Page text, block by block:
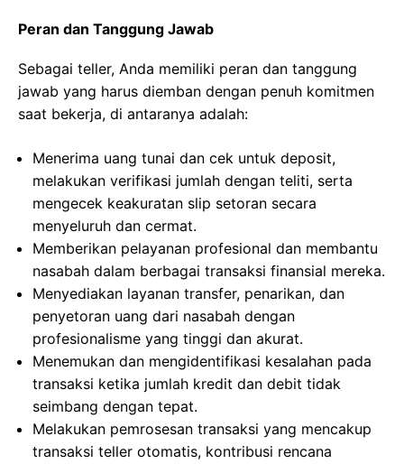
Peran dan Tanggung Jawab
Sebagai teller, Anda memiliki peran dan tanggung
jawab yang harus diemban dengan penuh komitmen
saat bekerja, di antaranya adalah:
Menerima uang tunai dan cek untuk deposit,
melakukan verifikasi jumlah dengan teliti, serta
mengecek keakuratan slip setoran secara
menyeluruh dan cermat.
Memberikan pelayanan profesional dan membantu
nasabah dalam berbagai transaksi finansial mereka.
Menyediakan layanan transfer, penarikan, dan
penyetoran uang dari nasabah dengan
profesionalisme yang tinggi dan akurat.
Menemukan dan mengidentifikasi kesalahan pada
transaksi ketika jumlah kredit dan debit tidak
seimbang dengan tepat.
Melakukan pemrosesan transaksi yang mencakup
transaksi teller otomatis, kontribusi rencana